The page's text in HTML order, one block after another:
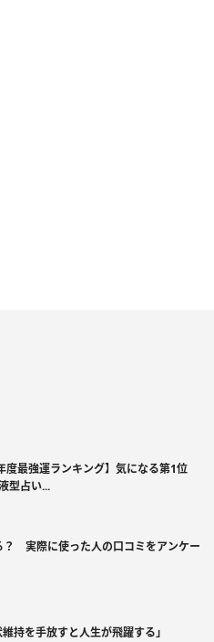
度最強運ランキング】気になる第1位
型占い...
？ 実際に使った人の口コミをアンケー
持を手放すと人生が飛躍する」